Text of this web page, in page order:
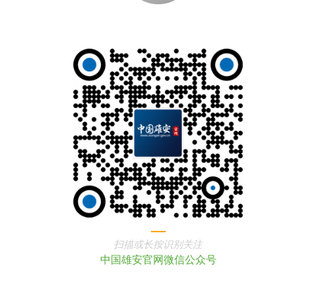
扫描或长按识别关注
中国雄安官网微信公众号